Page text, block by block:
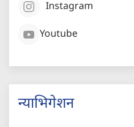
Instagram
Youtube
न्याभिगेशन